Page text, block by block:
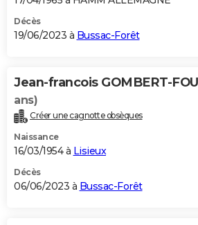
Décès
19/06/2023 à Bussac-Forêt
Jean-francois GOMBERT-
ans)
Créer une cagnotte obsèques
Naissance
16/03/1954 à Lisieux
Décès
06/06/2023 à Bussac-Forêt